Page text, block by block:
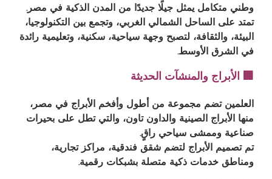
وطني متكامل يمثل جيلًا جديدًا من المدن الذكية في مصر.
تمتد على الساحل الشمالي الغربي، وتجمع بين التكنولوجيا،
البيئة، والثقافة، لتصبح وجهة سياحية، سكنية، وتعليمية رائدة
في الشرق الأوسط.
🏢 الأبراج والمنشآت الحديثة
العلمين تضم مجموعة من أطول وأفخم الأبراج في مصر،
منها الأبراج الصينية والداون تاون، والتي تطل على بحيرات
صناعية وممشى سياحي راقٍ.
تم تصميم الأبراج لتضم شقق فندقية، مراكز تجارية،
ومناطق خدمات ذكية متصلة بشبكات رقمية.